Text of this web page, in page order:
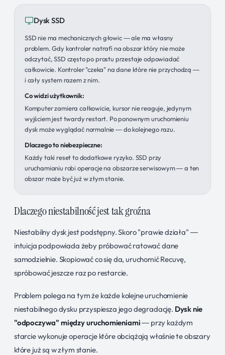
Dysk SSD
SSD nie ma mechanicznych głowic — ale ma własny
problem. Gdy kontroler natrafi na obszar który nie może
odczytać, SSD często po prostu przestaje odpowiadać
całkowicie. Kontroler "czeka" na dane które nie przychodzą —
i cały system razem z nim.
Co widzi użytkownik:
Komputer zamiera całkowicie, kursor nie reaguje, jedynym
wyjściem jest twardy restart. Po ponownym uruchomieniu
dysk może wyglądać normalnie — do kolejnego razu.
Dlaczego to niebezpieczne:
Każdy taki reset to dodatkowe ryzyko. SSD przy
uruchamianiu robi operacje na obszarze serwisowym — a ten
obszar może być już w złym stanie.
Dlaczego niestabilność jest tak groźna
Niestabilny dysk jest podstępny. Skoro "prawie działa" —
intuicja podpowiada żeby próbować ratować dane
samodzielnie. Skopiować co się da, uruchomić Recuvę,
spróbować jeszcze raz po restarcie.
Problem polega na tym że każde kolejne uruchomienie
niestabilnego dysku przyspiesza jego degradację. Dysk nie
"odpoczywa" między uruchomieniami— przy każdym
starcie wykonuje operacje które obciążają właśnie te obszary
które już są w złym stanie.